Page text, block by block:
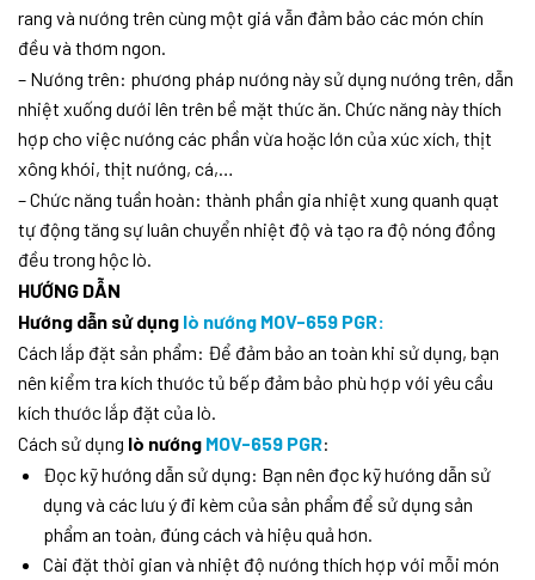
rang và nướng trên cùng một giá vẫn đảm bảo các món chín
đều và thơm ngon.
– Nướng trên: phương pháp nướng này sử dụng nướng trên, dẫn
nhiệt xuống dưới lên trên bề mặt thức ăn. Chức năng này thích
hợp cho việc nướng các phần vừa hoặc lớn của xúc xích, thịt
xông khói, thịt nướng, cá,…
– Chức năng tuần hoàn: thành phần gia nhiệt xung quanh quạt
tự động tăng sự luân chuyển nhiệt độ và tạo ra độ nóng đồng
đều trong hộc lò.
HƯỚNG DẪN
Hướng dẫn sử dụng lò nướng MOV-659 PGR:
Cách lắp đặt sản phẩm: Để đảm bảo an toàn khi sử dụng, bạn
nên kiểm tra kích thước tủ bếp đảm bảo phù hợp với yêu cầu
kích thước lắp đặt của lò.
Cách sử dụng lò nướng MOV-659 PGR:
Đọc kỹ hướng dẫn sử dụng: Bạn nên đọc kỹ hướng dẫn sử
dụng và các lưu ý đi kèm của sản phẩm để sử dụng sản
phẩm an toàn, đúng cách và hiệu quả hơn.
Cài đặt thời gian và nhiệt độ nướng thích hợp với mỗi món